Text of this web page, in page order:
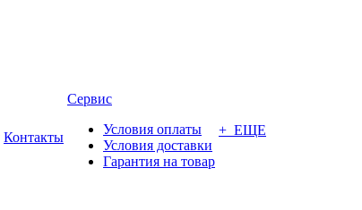
Контакты
Сервис
Условия оплаты
Условия доставки
Гарантия на товар
+ ЕЩЕ